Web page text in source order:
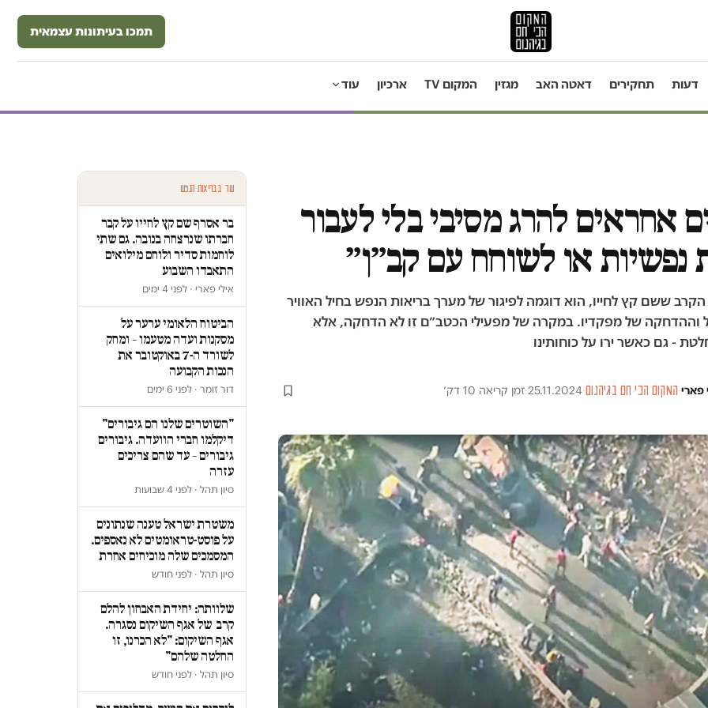
תמכו בעיתונות עצמאית
דעות תחקירים דאטה האב מגזין המקום TV ארכיון עוד
אחראים להרג מסיבי בלי לעבור
נפשיות או לשוחח עם קב״ן״
הקרב ששם קץ לחייו, הוא דוגמה לפיגור של מערך בריאות הנפש בחיל האוויר
וההדחקה של מפקדיו. במקרה של מפעילי הכטב״ם זו לא הדחקה, אלא
- גם כאשר ירו על כוחותינו
פארי·המקום הכי חם בגיהנום·
25.11.2024
·זמן קריאה 10 דק׳
עוד בבריאות הנפש
בר אסרף שם קץ לחייו על קבר
חברתו שנרצחה בנובה. גם שתי
לוחמות סדיר ולוחם מילואים
התאבדו השבוע
אילי פארי · לפני 4 ימים
הביטוח הלאומי ערער על
מסקנות ועדה מטעמו – ומחק
לשורד ה-7 באוקטובר את
הנכות הקבועה
דור זומר · לפני 6 ימים
"השוטרים שלנו הם גיבורים"
דיקלמו חברי הוועדה. גיבורים
גיבורים – עד שהם צריכים
עזרה
סיון תהל · לפני 4 שבועות
משטרת ישראל טענה שנתונים
על פוסט-טראומטים לא נאספים.
המסמכים שלה מוכיחים אחרת
סיון תהל · לפני חודש
שלוותה: יחידת האבחון להלם
קרב של אגף השיקום נסגרה.
אגף השיקום: "לא הכרנו, זו
החלטה שלהם"
סיון תהל · לפני חודש